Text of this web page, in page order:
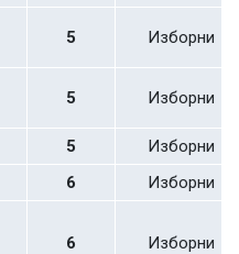
5 Изборни
5 Изборни
5
Изборни
6
Изборни
6 Изборни